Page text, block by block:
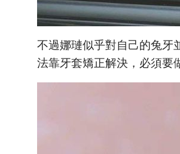
不過娜璉似乎對自己的兔牙
法靠牙套矯正解決，必須要